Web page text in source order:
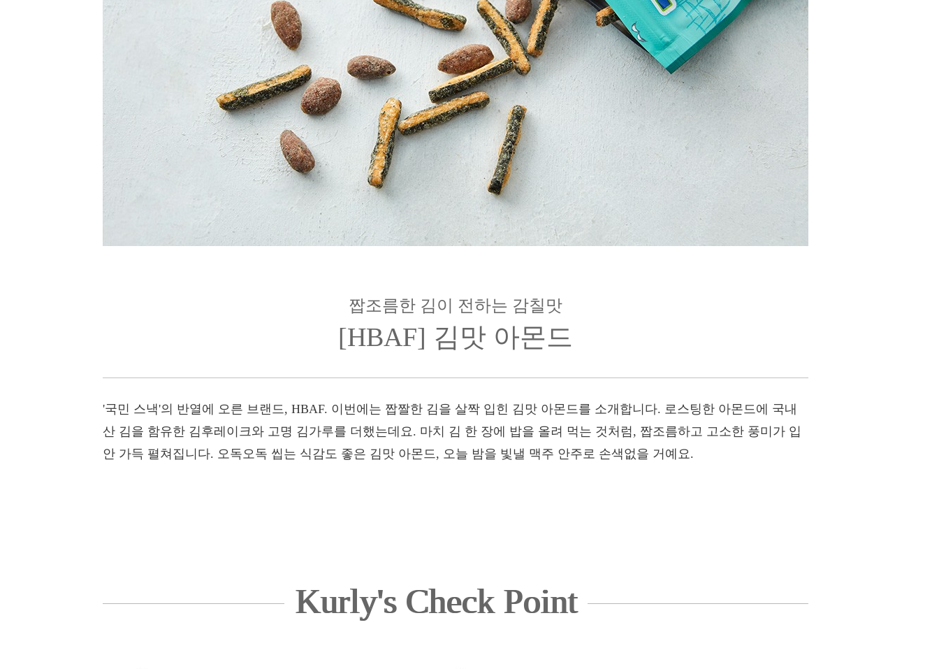
짭조름한 김이 전하는 감칠맛
[HBAF] 김맛 아몬드
'국민 스낵'의 반열에 오른 브랜드, HBAF. 이번에는 짭짤한 김을 살짝 입힌 김맛 아몬드를 소개합니다. 로스팅한 아몬드에 국내
산 김을 함유한 김후레이크와 고명 김가루를 더했는데요. 마치 김 한 장에 밥을 올려 먹는 것처럼, 짭조름하고 고소한 풍미가 입
안 가득 펼쳐집니다. 오독오독 씹는 식감도 좋은 김맛 아몬드, 오늘 밤을 빛낼 맥주 안주로 손색없을 거예요.
Kurly's Check Point